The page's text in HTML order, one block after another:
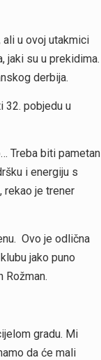
u ovoj utakmici
jaki su u prekidima.
derbija.
32. pobjedu u
Treba biti pametan
i energiju s
rekao je trener
Ovo je odlična
jako puno
Rožman.
gradu. Mi
da će mali